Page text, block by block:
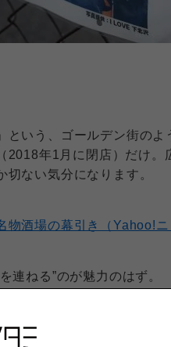
という、ゴールデン街の
年1月に閉店）だけ。
ない気分になります。
酒場の幕引き（Yahoo!ニ
連ねる”のが魅力のはず。
→家賃が高くなる→駅周辺